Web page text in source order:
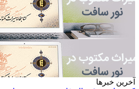
آخرین خبرها